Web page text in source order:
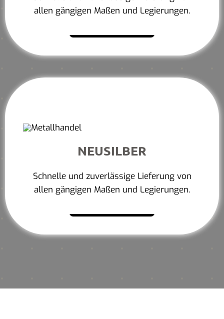
allen gängigen Maßen und Legierungen.
NEUSILBER
Schnelle und zuverlässige Lieferung von
allen gängigen Maßen und Legierungen.